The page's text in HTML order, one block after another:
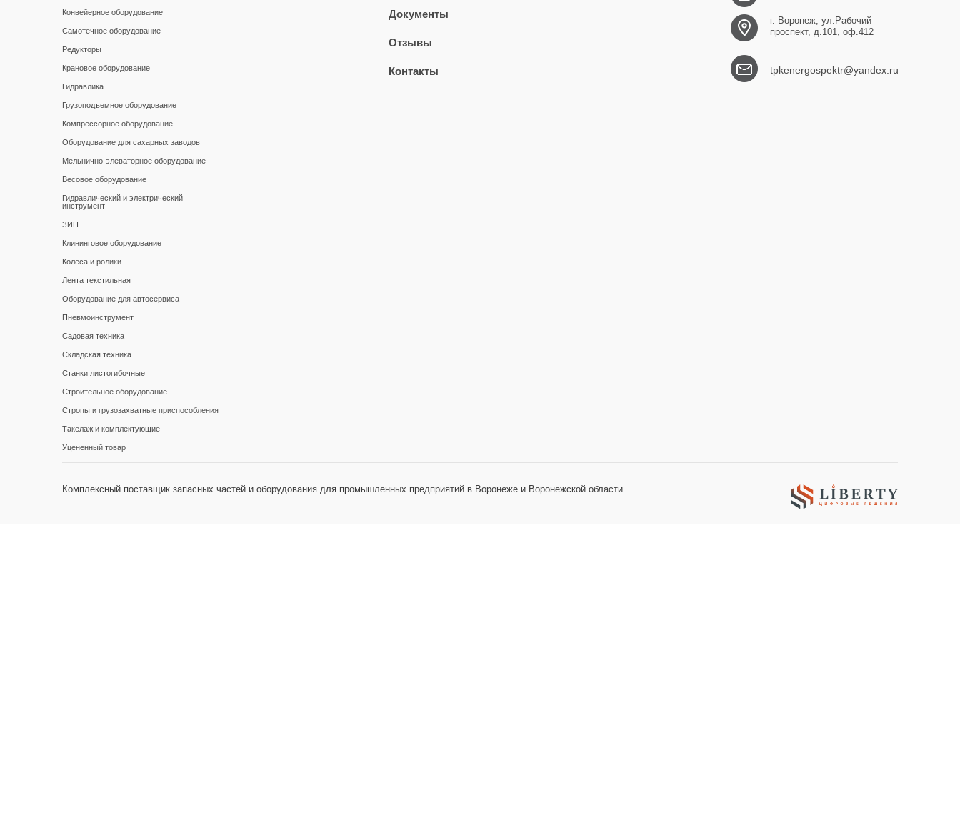
Конвейерное оборудование
Самотечное оборудование
Редукторы
Крановое оборудование
Гидравлика
Грузоподъемное оборудование
Компрессорное оборудование
Оборудование для сахарных заводов
Мельнично-элеваторное оборудование
Весовое оборудование
Гидравлический и электрический
инструмент
ЗИП
Клининговое оборудование
Колеса и ролики
Лента текстильная
Оборудование для автосервиса
Пневмоинструмент
Садовая техника
Складская техника
Станки листогибочные
Строительное оборудование
Стропы и грузозахватные приспособления
Такелаж и комплектующие
Уцененный товар
Документы
Отзывы
Контакты
г. Воронеж, ул.Рабочий
проспект, д.101, оф.412
tpkenergospektr@yandex.ru
Комплексный поставщик запасных частей и оборудования для промышленных предприятий в Воронеже и Воронежской области